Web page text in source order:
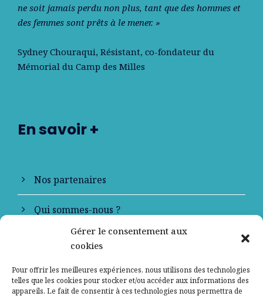
Gérer le consentement aux
cookies
Pour offrir les meilleures expériences, nous utilisons des technologies
telles que les cookies pour stocker et/ou accéder aux informations des
appareils. Le fait de consentir à ces technologies nous permettra de
ne soit jamais perdu non plus, tant que des hommes et
des femmes sont prêts à le mener. »
Sydney Chouraqui, Résistant, co-fondateur du
Mémorial du Camp des Milles
En savoir +
Nos partenaires
Qui sommes-nous ?
Contactez-nous
Mentions légales